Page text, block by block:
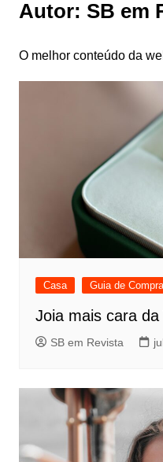
Autor: SB em
O melhor conteúdo da
Casa Guia de
Joia mais cara
SB em Revista